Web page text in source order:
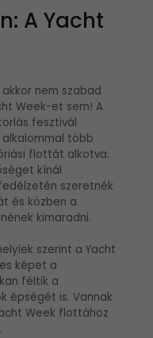
A Yacht
nem szabad
Week-et sem! A
fesztivál
alkalommal több
flottát alkotva.
kínál
szeretnék
és közben a
kimaradni.
szerint a Yacht
képet a
féltik a
épségét is. Vannak
Week flottához